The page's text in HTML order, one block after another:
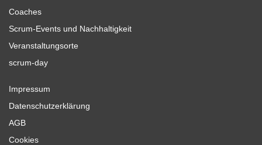
Coaches
Scrum-Events und Nachhaltigkeit
Veranstaltungsorte
scrum-day
Impressum
Datenschutzerklärung
AGB
Cookies